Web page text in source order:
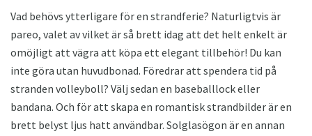
Vad behövs ytterligare för en strandferie? Naturligtvis är
pareo, valet av vilket är så brett idag att det helt enkelt är
omöjligt att vägra att köpa ett elegant tillbehör! Du kan
inte göra utan huvudbonad. Föredrar att spendera tid på
stranden volleyboll? Välj sedan en baseballlock eller
bandana. Och för att skapa en romantisk strandbilder är en
brett belyst ljus hatt användbar. Solglasögon är en annan